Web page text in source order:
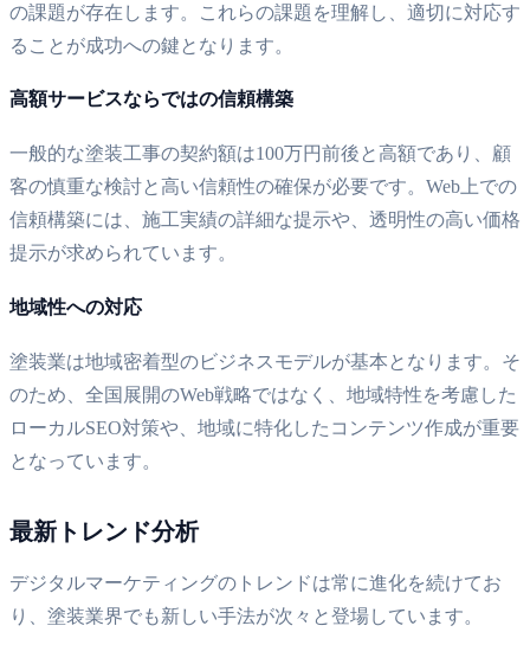
の課題が存在します。これらの課題を理解し、適切に対応す
ることが成功への鍵となります。
高額サービスならではの信頼構築
一般的な塗装工事の契約額は100万円前後と高額であり、顧
客の慎重な検討と高い信頼性の確保が必要です。Web上での
信頼構築には、施工実績の詳細な提示や、透明性の高い価格
提示が求められています。
地域性への対応
塗装業は地域密着型のビジネスモデルが基本となります。そ
のため、全国展開のWeb戦略ではなく、地域特性を考慮した
ローカルSEO対策や、地域に特化したコンテンツ作成が重要
となっています。
最新トレンド分析
デジタルマーケティングのトレンドは常に進化を続けてお
り、塗装業界でも新しい手法が次々と登場しています。